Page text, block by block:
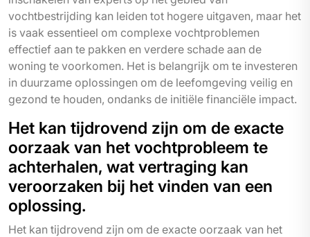
vochtbestrijding kan leiden tot hogere uitgaven, maar het
is vaak essentieel om complexe vochtproblemen
effectief aan te pakken en verdere schade aan de
woning te voorkomen. Het is belangrijk om te investeren
in duurzame oplossingen om de leefomgeving veilig en
gezond te houden, ondanks de initiële financiële impact.
Het kan tijdrovend zijn om de exacte
oorzaak van het vochtprobleem te
achterhalen, wat vertraging kan
veroorzaken bij het vinden van een
oplossing.
Het kan tijdrovend zijn om de exacte oorzaak van het